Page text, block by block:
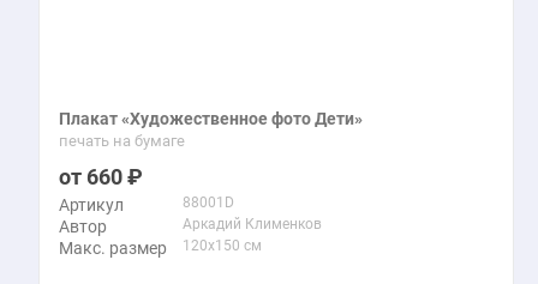
Плакат «Художественное фото Дети»
печать на бумаге
660
Артикул 88001D
Автор Аркадий Клименков
Макс. размер 120x150 см